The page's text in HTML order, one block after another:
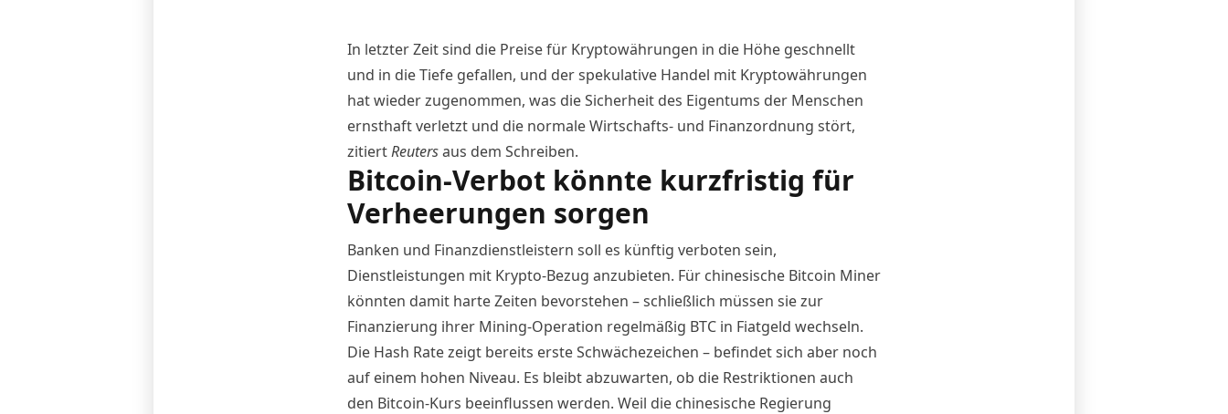
In letzter Zeit sind die Preise für Kryptowährungen in die Höhe geschnellt
und in die Tiefe gefallen, und der spekulative Handel mit Kryptowährungen
hat wieder zugenommen, was die Sicherheit des Eigentums der Menschen
ernsthaft verletzt und die normale Wirtschafts- und Finanzordnung stört,
zitiertReutersaus dem Schreiben.
Bitcoin-Verbot könnte kurzfristig für
Verheerungen sorgen
Banken und Finanzdienstleistern soll es künftig verboten sein,
Dienstleistungen mit Krypto-Bezug anzubieten. Für chinesische Bitcoin Miner
könnten damit harte Zeiten bevorstehen – schließlich müssen sie zur
Finanzierung ihrer Mining-Operation regelmäßig BTC in Fiatgeld wechseln.
Die Hash Rate zeigt bereits erste Schwächezeichen – befindet sich aber noch
auf einem hohen Niveau. Es bleibt abzuwarten, ob die Restriktionen auch
den Bitcoin-Kurs beeinflussen werden. Weil die chinesische Regierung